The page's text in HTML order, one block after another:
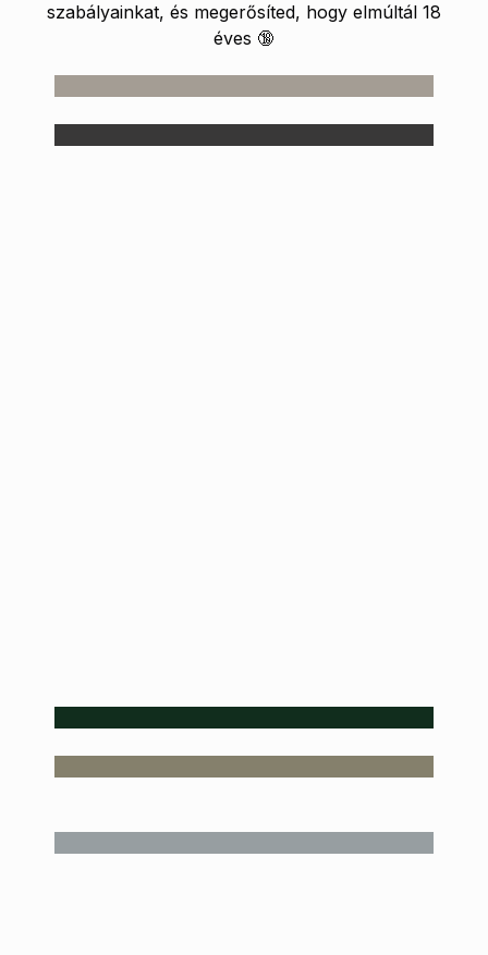
szabályainkat, és megerősíted, hogy elmúltál 18
éves 🔞